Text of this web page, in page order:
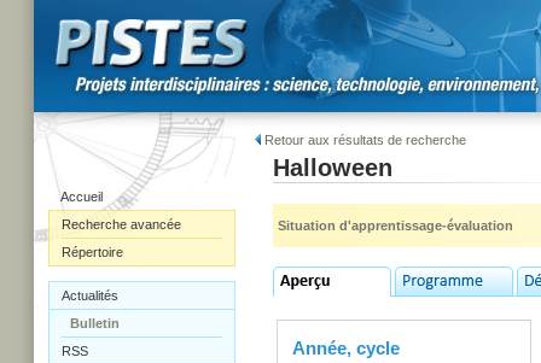
Accueil
Recherche avancée
Répertoire
Actualités
Bulletin
RSS
Retour aux résultats de recherche
Halloween
Situation d'apprentissage-évaluation
Année, cycle